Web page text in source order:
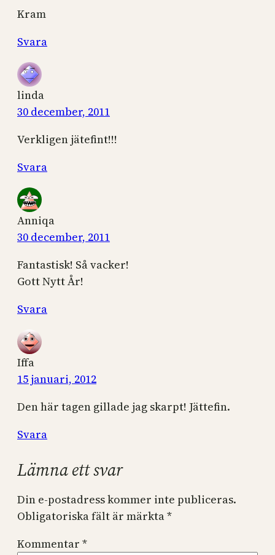
Kram
Svara
linda
30 december, 2011
Verkligen jätefint!!!
Svara
Anniqa
30 december, 2011
Fantastisk! Så vacker!
Gott Nytt År!
Svara
Iffa
15 januari, 2012
Den här tagen gillade jag skarpt! Jättefin.
Svara
Lämna ett svar
Din e-postadress kommer inte publiceras.
Obligatoriska fält är märkta*
Kommentar *